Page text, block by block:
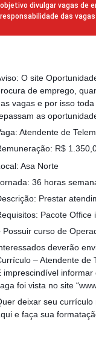
divulgar vagas
das
O site
de emprego,
vagas e por isso
as
Atendente de
R$
Asa Norte
36 horas
Prestar
Pacote Office
Possuir curso de
deverão
– Atendente de
imprescindível informar
foi vista no site
deixar seu
e faça sua